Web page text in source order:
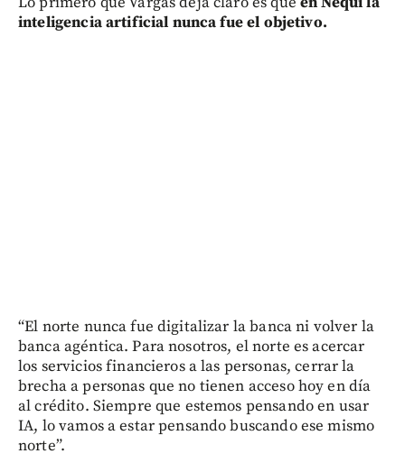
inteligencia artificial nunca fue el objetivo.
“El norte nunca fue digitalizar la banca ni volver la
banca agéntica. Para nosotros, el norte es acercar
los servicios financieros a las personas, cerrar la
brecha a personas que no tienen acceso hoy en día
al crédito. Siempre que estemos pensando en usar
IA, lo vamos a estar pensando buscando ese mismo
norte”.